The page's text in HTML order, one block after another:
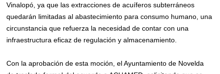
Vinalopó, ya que las extracciones de acuíferos subterráneos
quedarán limitadas al abastecimiento para consumo humano, una
circunstancia que refuerza la necesidad de contar con una
infraestructura eficaz de regulación y almacenamiento.
Con la aprobación de esta moción, el Ayuntamiento de Novelda